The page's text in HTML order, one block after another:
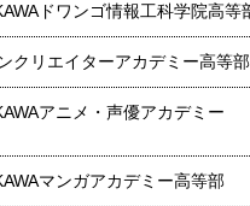
ドワンゴ情報工科学院高等
クリエイターアカデミー高等部
アニメ・声優アカデミー
マンガアカデミー高等部